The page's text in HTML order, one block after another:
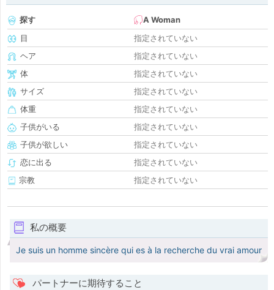
探す
A Woman
目
指定されていない
ヘア
指定されていない
体
指定されていない
サイズ
指定されていない
体重
指定されていない
子供がいる
指定されていない
子供が欲しい
指定されていない
恋に出る
指定されていない
宗教
指定されていない
私の概要
Je suis un homme sincère qui es à la recherche du vrai amour
パートナーに期待すること